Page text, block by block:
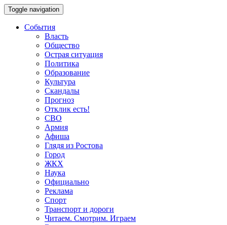
Toggle navigation
События
Власть
Общество
Острая ситуация
Политика
Образование
Культура
Скандалы
Прогноз
Отклик есть!
СВО
Армия
Афиша
Глядя из Ростова
Город
ЖКХ
Наука
Официально
Реклама
Спорт
Транспорт и дороги
Читаем. Смотрим. Играем